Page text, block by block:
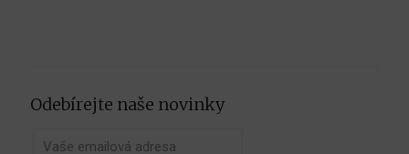
Odebírejte naše novinky